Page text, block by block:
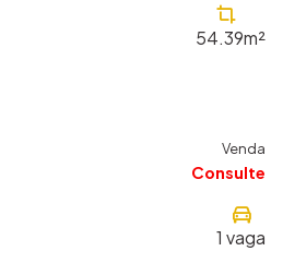
54.39m²
Venda
Consulte
1 vaga